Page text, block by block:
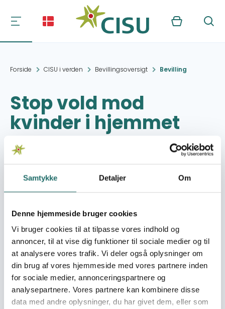
Samtykke Detaljer Om
Denne hjemmeside bruger cookies
Vi bruger cookies til at tilpasse vores indhold og
annoncer, til at vise dig funktioner til sociale medier og til
at analysere vores trafik. Vi deler også oplysninger om
din brug af vores hjemmeside med vores partnere inden
for sociale medier, annonceringspartnere og
analysepartnere. Vores partnere kan kombinere disse
data med andre oplysninger, du har givet dem, eller som
Kurv Søg
Forside CISU i verden Bevillingsoversigt Bevilling
Stop vold mod
kvinder i hjemmet
Projektperiode: 03.06.2013 - 31.12.2013
Beviliget beløb:
Organisation: Svalerne
Pulje: Oplysningspuljen
Indsatsområde: Oplysningsaktivitet
Indsatser foregår i: Denmark